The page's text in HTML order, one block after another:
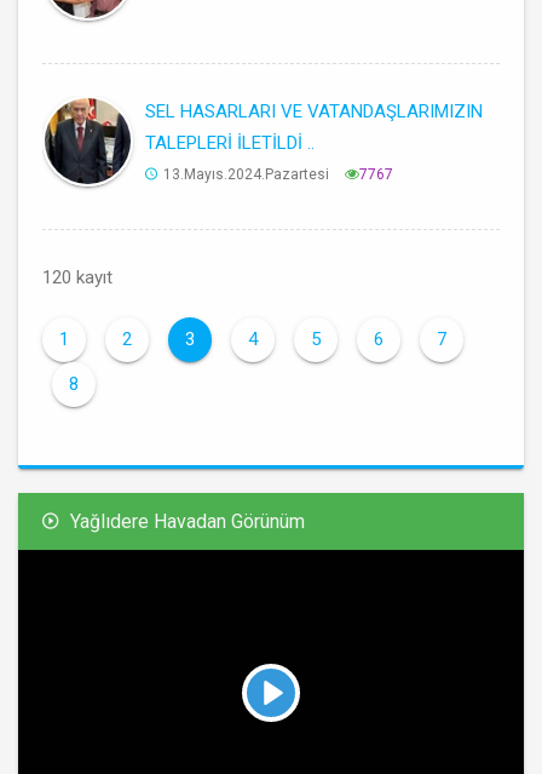
SEL HASARLARI VE VATANDAŞLARIMIZIN
TALEPLERİ İLETİLDİ ..
13.Mayıs.2024.Pazartesi 7767
120 kayıt
1 2 3 4 5 6 7
8
Yağlıdere Havadan Görünüm
Play